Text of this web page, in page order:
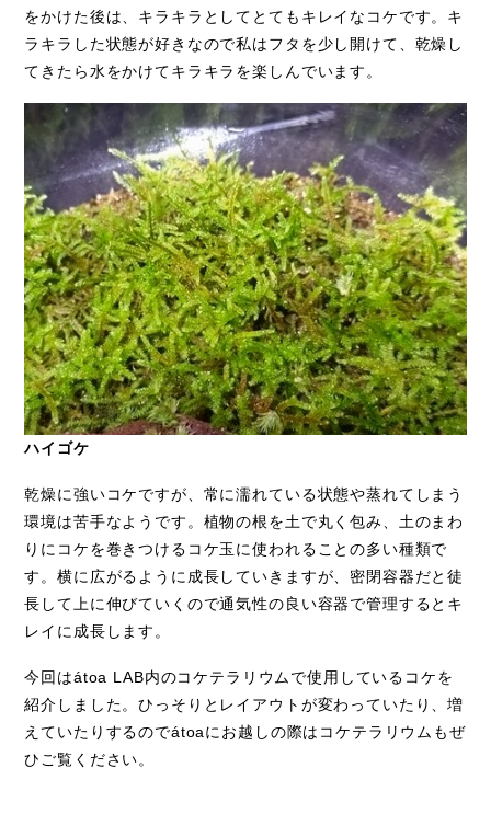
をかけた後は、キラキラとしてとてもキレイなコケです。キ
ラキラした状態が好きなので私はフタを少し開けて、乾燥し
てきたら水をかけてキラキラを楽しんでいます。
ハイゴケ
乾燥に強いコケですが、常に濡れている状態や蒸れてしまう
環境は苦手なようです。植物の根を土で丸く包み、土のまわ
りにコケを巻きつけるコケ玉に使われることの多い種類で
す。横に広がるように成長していきますが、密閉容器だと徒
長して上に伸びていくので通気性の良い容器で管理するとキ
レイに成長します。
今回はátoa LAB内のコケテラリウムで使用しているコケを
紹介しました。ひっそりとレイアウトが変わっていたり、増
えていたりするのでátoaにお越しの際はコケテラリウムもぜ
ひご覧ください。